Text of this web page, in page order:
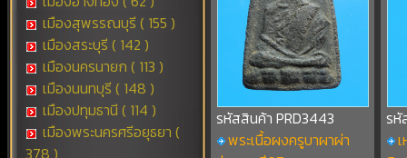
เมืองสุพรรณบุรี ( 155 )
เมืองสระบุรี ( 142 )
เมืองนครนายก ( 113 )
เมืองนนทบุรี ( 148 )
เมืองปทุมธานี ( 114 )
เมืองพระนครศรีอยุธยา (
378 )
รหัสสินค้า PRD3443
พระเนื้อผงครูบาผาผ่า
รหั